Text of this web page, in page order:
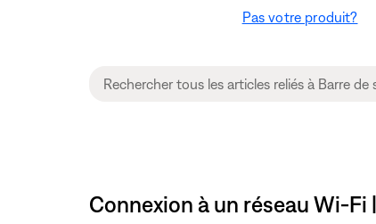
Pas votre produit?
Connexion à un réseau Wi-